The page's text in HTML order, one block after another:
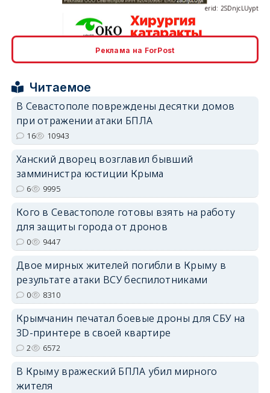
erid: 2SDnjcrDNw6
Реклама на ForPost
Читаемое
В Севастополе повреждены десятки домов
при отражении атаки БПЛА
16 10943
Ханский дворец возглавил бывший
замминистра юстиции Крыма
6 9995
Кого в Севастополе готовы взять на работу
для защиты города от дронов
0 9447
Двое мирных жителей погибли в Крыму в
результате атаки ВСУ беспилотниками
0 8310
Крымчанин печатал боевые дроны для СБУ на
3D-принтере в своей квартире
2 6572
В Крыму вражеский БПЛА убил мирного
жителя